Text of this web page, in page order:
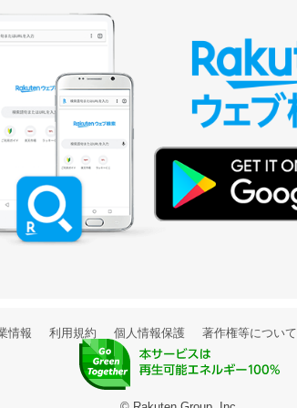
情報 利用規約 個人情報保護 著作権等について